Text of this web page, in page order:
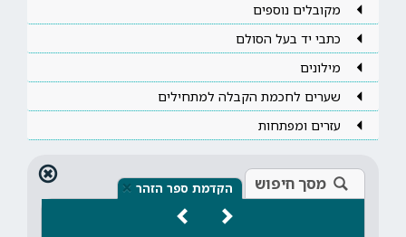
מקובלים נוספים
כתבי יד בעל הסולם
מילונים
שערים לחכמת הקבלה למתחילים
עזרים ומפתחות
מסך חיפוש הקדמת ספר הזהר ×